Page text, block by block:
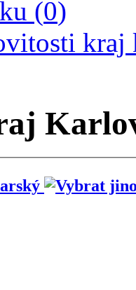
(0)
kraj